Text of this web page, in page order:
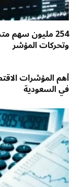
254 مليون سهم
وتحركات المؤشر
أهم المؤشرات
في السعودية